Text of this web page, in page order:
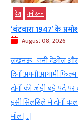
देश मनोरंजन
‘बंटवारा 1947’ के
August 08, 2026
लखनऊ। सनी देओल और
दिनों अपनी आगामी
दोनों की जोड़ी बड़े पर्दे
इसी सिलसिले में दोनों
मॉल […]